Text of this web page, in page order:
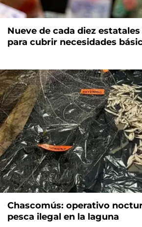
Nueve de cada diez
para cubrir necesidades
Chascomús: operativo
pesca ilegal en la laguna